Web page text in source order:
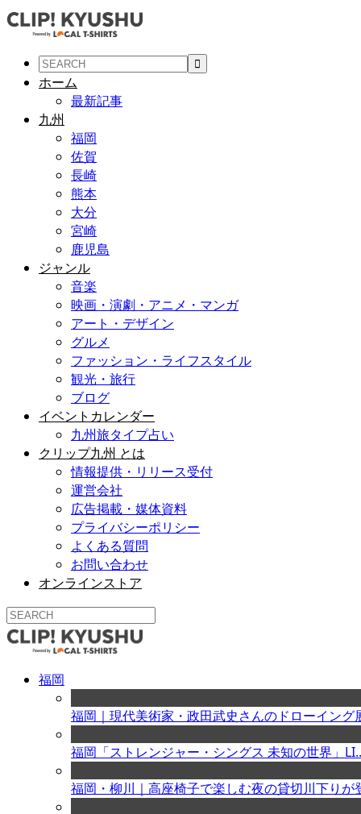
ホーム
最新記事
九州
福岡
佐賀
長崎
熊本
大分
宮崎
鹿児島
ジャンル
音楽
映画・演劇・アニメ・マンガ
アート・デザイン
グルメ
ファッション・ライフスタイル
観光・旅行
ブログ
イベントカレンダー
九州旅タイプ占い
クリップ九州 とは
情報提供・リリース受付
運営会社
広告掲載・媒体資料
プライバシーポリシー
よくある質問
お問い合わせ
オンラインストア
福岡
福岡｜現代美術家・政田武史さんのドローイング
福岡「ストレンジャー・シングス 未知の世界」
福岡・柳川｜高座椅子で楽しむ夜の貸切川下りが